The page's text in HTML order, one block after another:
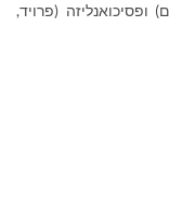
ופסיכואנליזה (פרויד,